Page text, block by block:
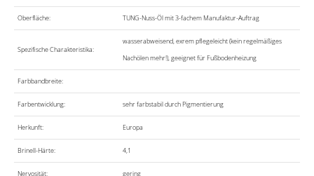
Oberfläche: TUNG-Nuss-Öl mit 3-fachem Manufaktur-Auftrag
Spezifische Charakteristika:
wasserabweisend, exrem pflegeleicht (kein regelmäßiges
Nachölen mehr!), geeignet für Fußbodenheizung
Farbbandbreite:
Farbentwicklung: sehr farbstabil durch Pigmentierung
Herkunft: Europa
Brinell-Härte: 4,1
Nervosität: gering